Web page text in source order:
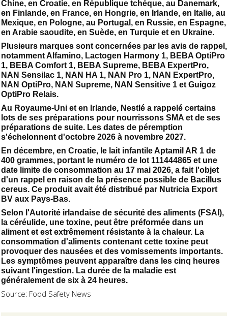
Chine, en Croatie, en République tchèque, au Danemark,
en Finlande, en France, en Hongrie, en Irlande, en Italie, au
Mexique, en Pologne, au Portugal, en Russie, en Espagne,
en Arabie saoudite, en Suède, en Turquie et en Ukraine.
Plusieurs marques sont concernées par les avis de rappel,
notamment Alfamino, Lactogen Harmony 1, BEBA OptiPro
1, BEBA Comfort 1, BEBA Supreme, BEBA ExpertPro,
NAN Sensilac 1, NAN HA 1, NAN Pro 1, NAN ExpertPro,
NAN OptiPro, NAN Supreme, NAN Sensitive 1 et Guigoz
OptiPro Relais.
Au Royaume-Uni et en Irlande, Nestlé a rappelé certains
lots de ses préparations pour nourrissons SMA et de ses
préparations de suite. Les dates de péremption
s'échelonnent d'octobre 2026 à novembre 2027.
En décembre, en Croatie, le lait infantile Aptamil AR 1 de
400 grammes, portant le numéro de lot 111444865 et une
date limite de consommation au 17 mai 2026, a fait l'objet
d'un rappel en raison de la présence possible de Bacillus
cereus. Ce produit avait été distribué par Nutricia Export
BV aux Pays-Bas.
Selon l'Autorité irlandaise de sécurité des aliments (FSAI),
la céréulide, une toxine, peut être préformée dans un
aliment et est extrêmement résistante à la chaleur. La
consommation d'aliments contenant cette toxine peut
provoquer des nausées et des vomissements importants.
Les symptômes peuvent apparaître dans les cinq heures
suivant l'ingestion. La durée de la maladie est
généralement de six à 24 heures.
Source: Food Safety News